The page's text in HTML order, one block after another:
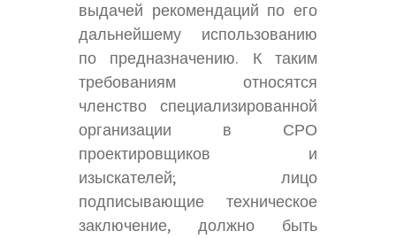
выдачей рекомендаций по его
дальнейшему использованию
по предназначению. К таким
требованиям относятся
членство специализированной
организации в СРО
проектировщиков и
изыскателей; лицо
подписывающие техническое
заключение, должно быть